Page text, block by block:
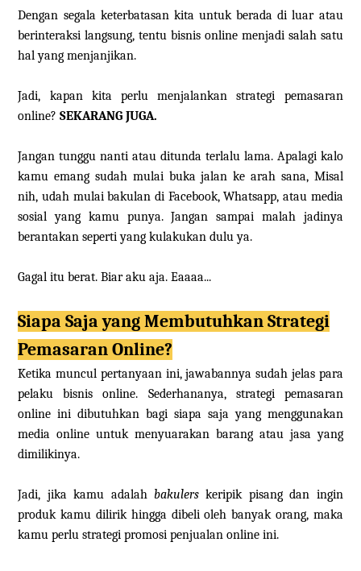
Dengan segala keterbatasan kita untuk berada di luar atau
berinteraksi langsung, tentu bisnis online menjadi salah satu
hal yang menjanjikan.
Jadi, kapan kita perlu menjalankan strategi pemasaran
online?SEKARANG JUGA.
Jangan tunggu nanti atau ditunda terlalu lama. Apalagi kalo
kamu emang sudah mulai buka jalan ke arah sana, Misal
nih, udah mulai bakulan di Facebook, Whatsapp, atau media
sosial yang kamu punya. Jangan sampai malah jadinya
berantakan seperti yang kulakukan dulu ya.
Gagal itu berat. Biar aku aja. Eaaaa...
Siapa Saja yang Membutuhkan Strategi
Pemasaran Online?
Ketika muncul pertanyaan ini, jawabannya sudah jelas para
pelaku bisnis online. Sederhananya, strategi pemasaran
online ini dibutuhkan bagi siapa saja yang menggunakan
media online untuk menyuarakan barang atau jasa yang
dimilikinya.
Jadi, jika kamu adalah bakulers keripik pisang dan ingin
produk kamu dilirik hingga dibeli oleh banyak orang, maka
kamu perlu strategi promosi penjualan online ini.